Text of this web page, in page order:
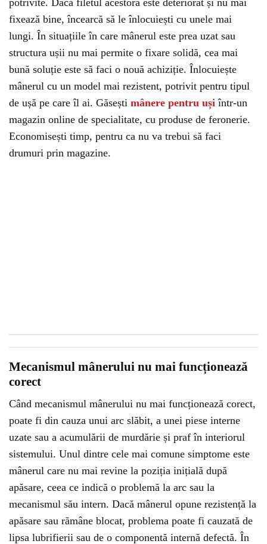
potrivite. Dacă filetul acestora este deteriorat și nu mai
fixează bine, încearcă să le înlocuiești cu unele mai
lungi. În situațiile în care mânerul este prea uzat sau
structura ușii nu mai permite o fixare solidă, cea mai
bună soluție este să faci o nouă achiziție. Înlocuiește
mânerul cu un model mai rezistent, potrivit pentru tipul
de ușă pe care îl ai. Găsești mânere pentru uși într-un
magazin online de specialitate, cu produse de feronerie.
Economisești timp, pentru ca nu va trebui să faci
drumuri prin magazine.
Mecanismul mânerului nu mai funcționează
corect
Când mecanismul mânerului nu mai funcționează corect,
poate fi din cauza unui arc slăbit, a unei piese interne
uzate sau a acumulării de murdărie și praf în interiorul
sistemului. Unul dintre cele mai comune simptome este
mânerul care nu mai revine la poziția inițială după
apăsare, ceea ce indică o problemă la arc sau la
mecanismul său intern. Dacă mânerul opune rezistență la
apăsare sau rămâne blocat, problema poate fi cauzată de
lipsa lubrifierii sau de o componentă internă defectă. În